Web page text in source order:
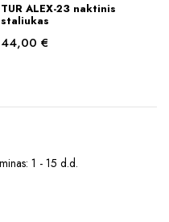
TUR ALEX-23 naktinis
staliukas
44,00 €
1 - 15 d.d.